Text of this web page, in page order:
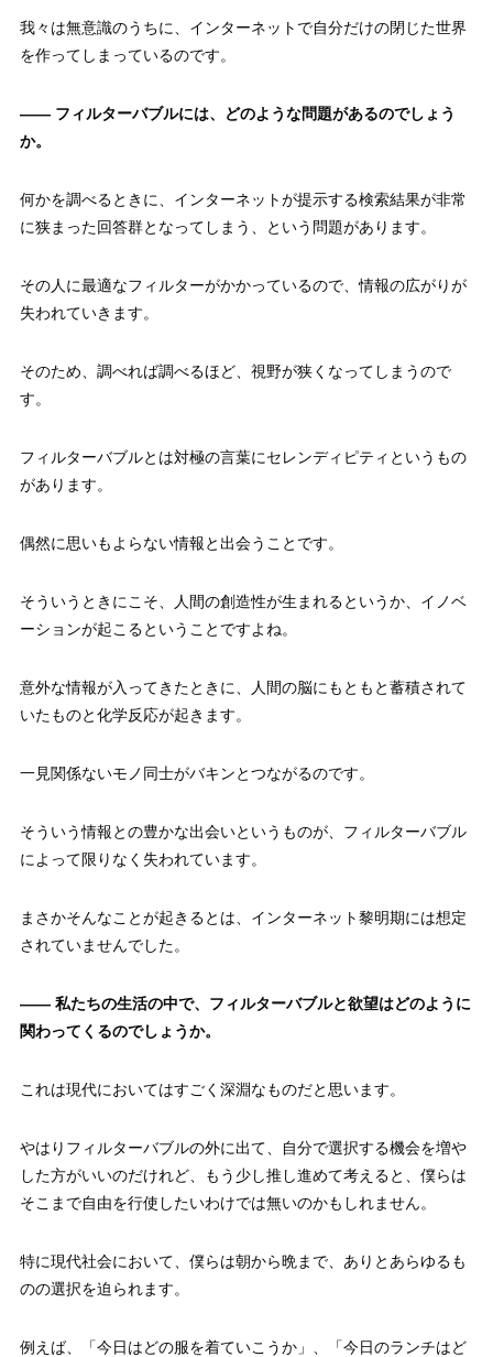
我々は無意識のうちに、インターネットで自分だけの閉じた世界
を作ってしまっているのです。
—— フィルターバブルには、どのような問題があるのでしょう
か。
何かを調べるときに、インターネットが提示する検索結果が非常
に狭まった回答群となってしまう、という問題があります。
その人に最適なフィルターがかかっているので、情報の広がりが
失われていきます。
そのため、調べれば調べるほど、視野が狭くなってしまうので
す。
フィルターバブルとは対極の言葉にセレンディピティというもの
があります。
偶然に思いもよらない情報と出会うことです。
そういうときにこそ、人間の創造性が生まれるというか、イノベ
ーションが起こるということですよね。
意外な情報が入ってきたときに、人間の脳にもともと蓄積されて
いたものと化学反応が起きます。
一見関係ないモノ同士がバキンとつながるのです。
そういう情報との豊かな出会いというものが、フィルターバブル
によって限りなく失われています。
まさかそんなことが起きるとは、インターネット黎明期には想定
されていませんでした。
—— 私たちの生活の中で、フィルターバブルと欲望はどのように
関わってくるのでしょうか。
これは現代においてはすごく深淵なものだと思います。
やはりフィルターバブルの外に出て、自分で選択する機会を増や
した方がいいのだけれど、もう少し推し進めて考えると、僕らは
そこまで自由を行使したいわけでは無いのかもしれません。
特に現代社会において、僕らは朝から晩まで、ありとあらゆるも
のの選択を迫られます。
例えば、「今日はどの服を着ていこうか」、「今日のランチはど